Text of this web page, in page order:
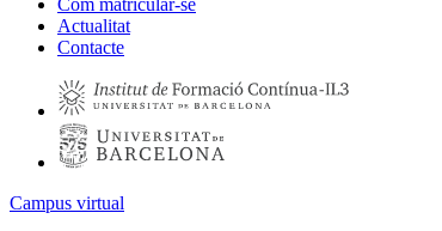
Actualitat
Contacte
Campus virtual